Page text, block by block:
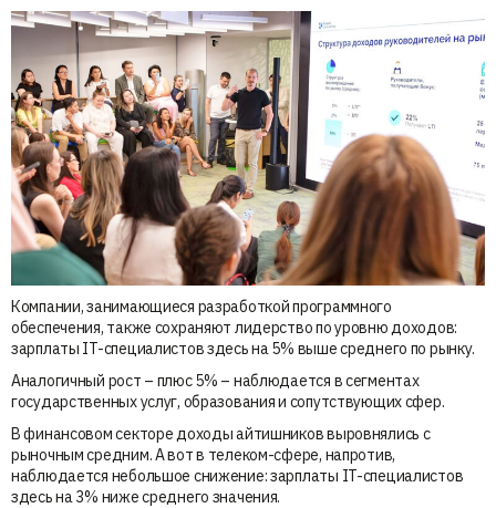
Компании, занимающиеся разработкой программного
обеспечения, также сохраняют лидерство по уровню доходов:
зарплаты IT-специалистов здесь на 5% выше среднего по рынку.
Аналогичный рост – плюс 5% – наблюдается в сегментах
государственных услуг, образования и сопутствующих сфер.
В финансовом секторе доходы айтишников выровнялись с
рыночным средним. А вот в телеком-сфере, напротив,
наблюдается небольшое снижение: зарплаты IT-специалистов
здесь на 3% ниже среднего значения.